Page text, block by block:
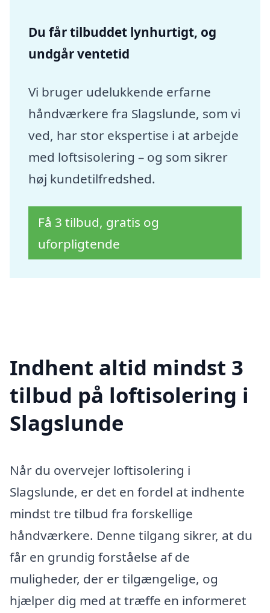
Du får tilbuddet lynhurtigt, og
undgår ventetid
Vi bruger udelukkende erfarne
håndværkere fra Slagslunde, som vi
ved, har stor ekspertise i at arbejde
med loftsisolering – og som sikrer
høj kundetilfredshed.
Få 3 tilbud, gratis og
uforpligtende
Indhent altid mindst 3
tilbud på loftisolering i
Slagslunde
Når du overvejer loftisolering i
Slagslunde, er det en fordel at indhente
mindst tre tilbud fra forskellige
håndværkere. Denne tilgang sikrer, at du
får en grundig forståelse af de
muligheder, der er tilgængelige, og
hjælper dig med at træffe en informeret